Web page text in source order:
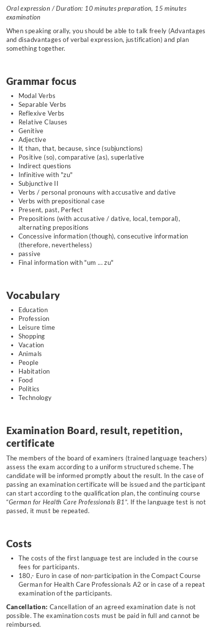
Oral expression / Duration: 10 minutes preparation, 15 minutes
examination
When speaking orally, you should be able to talk freely (Advantages
and disadvantages of verbal expression, justification) and plan
something together.
Grammar focus
Modal Verbs
Separable Verbs
Reflexive Verbs
Relative Clauses
Genitive
Adjective
If, than, that, because, since (subjunctions)
Positive (so), comparative (as), superlative
Indirect questions
Infinitive with "zu"
Subjunctive II
Verbs / personal pronouns with accusative and dative
Verbs with prepositional case
Present, past, Perfect
Prepositions (with accusative / dative, local, temporal),
alternating prepositions
Concessive information (though), consecutive information
(therefore, nevertheless)
passive
Final information with "um ... zu"
Vocabulary
Education
Profession
Leisure time
Shopping
Vacation
Animals
People
Habitation
Food
Politics
Technology
Examination Board, result, repetition,
certificate
The members of the board of examiners (trained language teachers)
assess the exam according to a uniform structured scheme. The
candidate will be informed promptly about the result. In the case of
passing an examination certificate will be issued and the participant
can start according to the qualification plan, the continuing course
“German for Health Care Professionals B1 ”. If the language test is not
passed, it must be repeated.
Costs
The costs of the first language test are included in the course
fees for participants.
180,- Euro in case of non-participation in the Compact Course
German for Health Care Professionals A2 or in case of a repeat
examination of the participants.
Cancellation: Cancellation of an agreed examination date is not
possible. The examination costs must be paid in full and cannot be
reimbursed.